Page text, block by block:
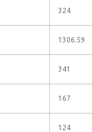
324
1306.59
341
167
124